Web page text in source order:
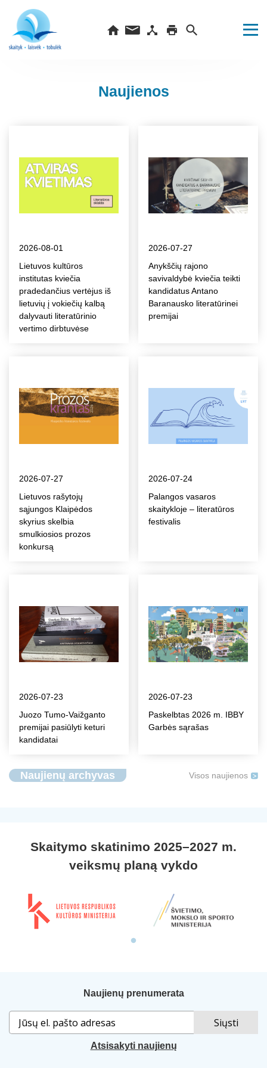
Naujienos
2026-08-01
Lietuvos kultūros
institutas kviečia
pradedančius vertėjus iš
lietuvių į vokiečių kalbą
dalyvauti literatūrinio
vertimo dirbtuvėse
2026-07-27
Anykščių rajono
savivaldybė kviečia teikti
kandidatus Antano
Baranausko literatūrinei
premijai
2026-07-27
Lietuvos rašytojų
sąjungos Klaipėdos
skyrius skelbia
smulkiosios prozos
konkursą
2026-07-24
Palangos vasaros
skaitykloje – literatūros
festivalis
2026-07-23
Juozo Tumo-Vaižganto
premijai pasiūlyti keturi
kandidatai
2026-07-23
Paskelbtas 2026 m. IBBY
Garbės sąrašas
Naujienų archyvas Visos naujienos
Skaitymo skatinimo 2025–2027 m.
veiksmų planą vykdo
Naujienų prenumerata
Atsisakyti naujienų